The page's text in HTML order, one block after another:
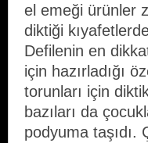
el emeği ürünler
diktiği
Defilenin en
için hazırladığı
torunları için
bazıları da
podyuma taşıdı.